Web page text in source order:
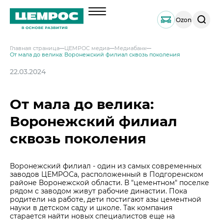
Ozon
Поиск
по
Главная страница ЦЕМРОС медиа
Медиабанк
От мала до велика: Воронежский филиал сквозь поколения
22.03.2024
От мала до велика:
Воронежский филиал
сквозь поколения
Воронежский филиал - один из самых современных
заводов ЦЕМРОСа, расположенный в Подгоренском
районе Воронежской области. В "цементном" поселке
рядом с заводом живут рабочие династии. Пока
родители на работе, дети постигают азы цементной
науки в детском саду и школе. Так компания
старается найти новых специалистов еще на
Менеджмент
География активов
Наши компетенции и возможности
Решения по сегментам строительства
Тарированный цемент
Портландцемент ЦЕМРОС 500 ЭКСТРА
Портландцемент ЦЕМРОС 400 ПЛЮС
Иные строительные материалы
Проверка на контрафакт
Качество
Заказать цемент
Услуги
Техническая поддержка
Проектная поддержка
Мобильные лаборатории
Отгрузка и доставка
Автоперевозки
Железнодорожные отгрузки
Водный транспорт
Инвесторам
Выпуск 1
Устойчивое развитие
Наши люди
Социальные инвестиции
Охрана окружающей среды
Закупки
Закупки
Активные закупочные процедуры на ЭТП
Активные закупочные процедуры на
Архив закупочных процедур
Карьера
ЦЕМРОС медиа
ЦЕМРОС в деле